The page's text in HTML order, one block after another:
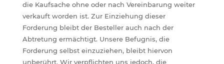
die Kaufsache ohne oder nach Vereinbarung weiter
verkauft worden ist. Zur Einziehung dieser
Forderung bleibt der Besteller auch nach der
Abtretung ermächtigt. Unsere Befugnis, die
Forderung selbst einzuziehen, bleibt hiervon
unberührt. Wir verpflichten uns jedoch, die